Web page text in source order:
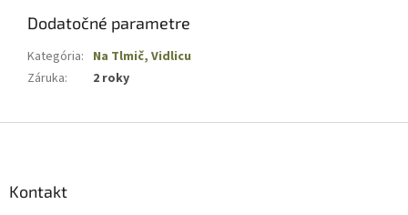
Dodatočné parametre
Kategória: Na Tlmič, Vidlicu
Záruka: 2 roky
Kontakt